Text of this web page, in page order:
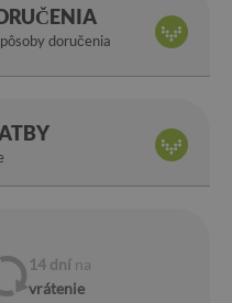
doručenia
14 dní na
vrátenie